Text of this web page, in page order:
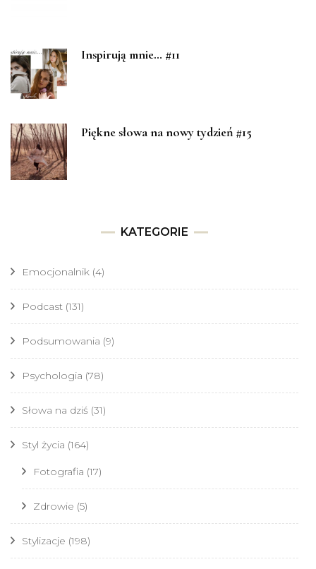
Inspirują mnie… #11
Piękne słowa na nowy tydzień #15
KATEGORIE
Emocjonalnik (4)
Podcast (131)
Podsumowania (9)
Psychologia (78)
Słowa na dziś (31)
Styl życia (164)
Fotografia (17)
Zdrowie (5)
Stylizacje (198)